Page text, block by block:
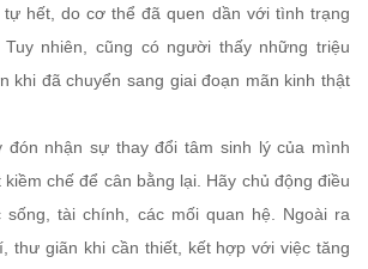
hết, do cơ thể đã quen dần với tình trạng
nhiên, cũng có người thấy những triệu
khi đã chuyển sang giai đoạn mãn kinh thật
đón nhận sự thay đổi tâm sinh lý của mình
chế để cân bằng lại. Hãy chủ động điều
sống, tài chính, các mối quan hệ. Ngoài ra
thư giãn khi cần thiết, kết hợp với việc tăng